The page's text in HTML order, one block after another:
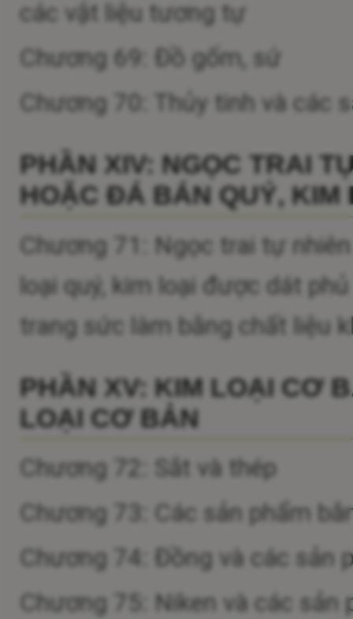
các vật liệu tương tự
Chương 69: Đồ gốm, sứ
Chương 70: Thủy tinh và các
PHẦN XIV: NGỌC TRAI
HOẶC ĐÁ BÁN QUÝ,
Chương 71: Ngọc trai tự
loại quý, kim loại được dát
trang sức làm bằng chất liệu
PHẦN XV: KIM LOẠI CƠ
LOẠI CƠ BẢN
Chương 72: Sắt và thép
Chương 73: Các sản phẩm
Chương 74: Đồng và các sản
Chương 75: Niken và các sản